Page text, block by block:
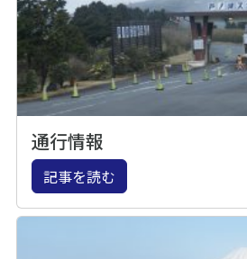
通行情報
記事を読む